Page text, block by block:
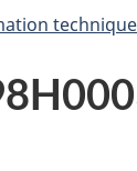
technique